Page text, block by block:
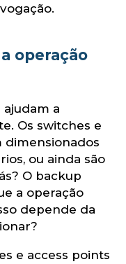
operação
a
Os switches e
dimensionados
ou ainda são
O backup
a operação
depende da
e access points